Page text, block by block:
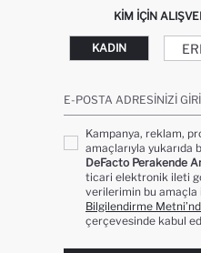
KIM IÇIN
KADIN
E-POSTA ADRESINIZI
Kampanya, reklam,
amaçlarıyla
DeFacto Perakende
ticari elektronik ileti
verilerimin bu amaçla
Bilgilendirme
çerçevesinde kabul